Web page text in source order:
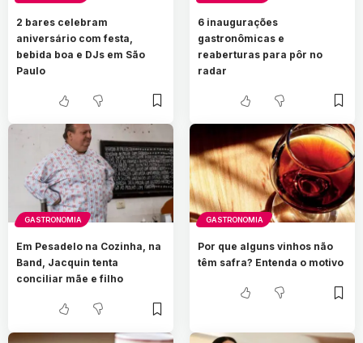
2 bares celebram
aniversário com festa,
bebida boa e DJs em São
Paulo
6 inaugurações
gastronômicas e
reaberturas para pôr no
radar
GASTRONOMIA
Em Pesadelo na Cozinha, na
Band, Jacquin tenta
conciliar mãe e filho
GASTRONOMIA
Por que alguns vinhos não
têm safra? Entenda o motivo